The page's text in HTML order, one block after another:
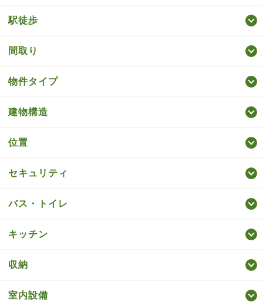
駅徒歩
間取り
物件タイプ
建物構造
位置
セキュリティ
バス・トイレ
キッチン
収納
室内設備